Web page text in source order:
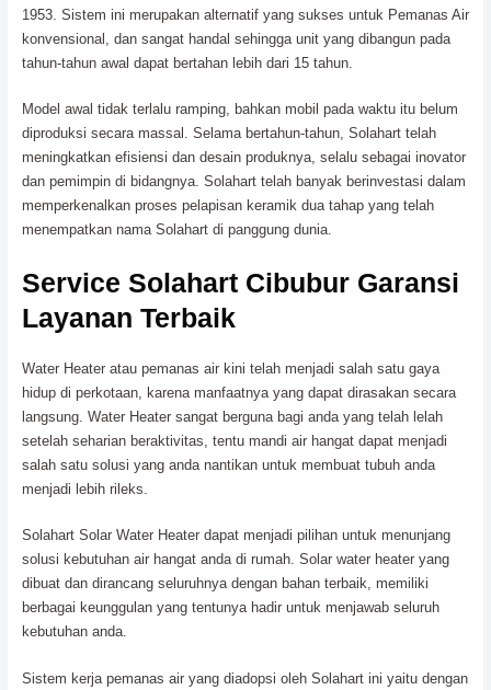
1953. Sistem ini merupakan alternatif yang sukses untuk Pemanas Air
konvensional, dan sangat handal sehingga unit yang dibangun pada
tahun-tahun awal dapat bertahan lebih dari 15 tahun.
Model awal tidak terlalu ramping, bahkan mobil pada waktu itu belum
diproduksi secara massal. Selama bertahun-tahun, Solahart telah
meningkatkan efisiensi dan desain produknya, selalu sebagai inovator
dan pemimpin di bidangnya. Solahart telah banyak berinvestasi dalam
memperkenalkan proses pelapisan keramik dua tahap yang telah
menempatkan nama Solahart di panggung dunia.
Service Solahart Cibubur Garansi
Layanan Terbaik
Water Heater atau pemanas air kini telah menjadi salah satu gaya
hidup di perkotaan, karena manfaatnya yang dapat dirasakan secara
langsung. Water Heater sangat berguna bagi anda yang telah lelah
setelah seharian beraktivitas, tentu mandi air hangat dapat menjadi
salah satu solusi yang anda nantikan untuk membuat tubuh anda
menjadi lebih rileks.
Solahart Solar Water Heater dapat menjadi pilihan untuk menunjang
solusi kebutuhan air hangat anda di rumah. Solar water heater yang
dibuat dan dirancang seluruhnya dengan bahan terbaik, memiliki
berbagai keunggulan yang tentunya hadir untuk menjawab seluruh
kebutuhan anda.
Sistem kerja pemanas air yang diadopsi oleh Solahart ini yaitu dengan